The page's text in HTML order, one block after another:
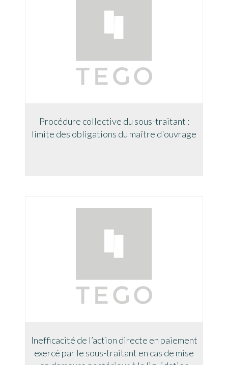
Procédure collective du sous-traitant :
limite des obligations du maître d'ouvrage
Inefficacité de l’action directe en paiement
exercé par le sous-traitant en cas de mise